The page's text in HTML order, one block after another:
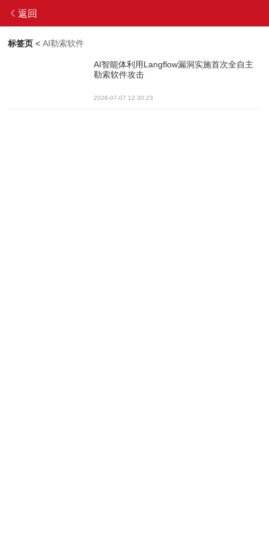
返回
标签页 <AI勒索软件
AI智能体利用Langflow漏洞实施首次全自主
勒索软件攻击
2026-07-07 12:30:23